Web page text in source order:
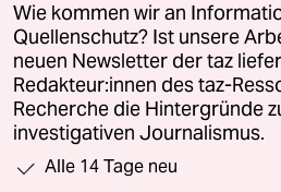
Wie kommen wir an
Quellenschutz? Ist unsere
neuen Newsletter der taz
Redakteur:innen des taz-
Recherche die Hintergründe
investigativen Journalismus.
Alle 14 Tage neu